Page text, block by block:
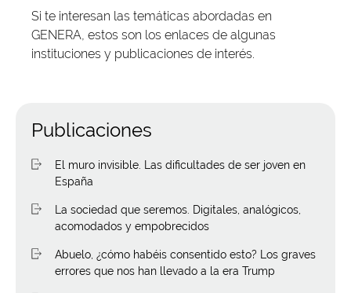
Si te interesan las temáticas abordadas en
GENERA, estos son los enlaces de algunas
instituciones y publicaciones de interés.
Publicaciones
El muro invisible. Las dificultades de ser joven en
España
La sociedad que seremos. Digitales, analógicos,
acomodados y empobrecidos
Abuelo, ¿cómo habéis consentido esto? Los graves
errores que nos han llevado a la era Trump